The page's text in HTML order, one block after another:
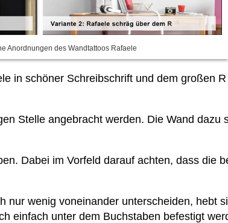
Anordnungen des Wandtattoos Rafaele
in schöner Schreibschrift und dem großen
Stelle angebracht werden. Die Wand dazu
Dabei im Vorfeld darauf achten, dass die
wenig voneinander unterscheiden, hebt
einfach unter dem Buchstaben befestigt